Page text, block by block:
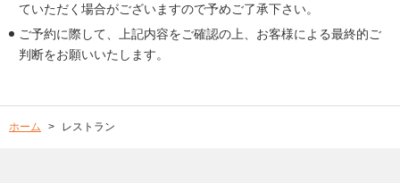
ていただく場合がございますので予めご了承下さい。
ご予約に際して、上記内容をご確認の上、お客様による最終的ご
判断をお願いいたします。
ホーム レストラン